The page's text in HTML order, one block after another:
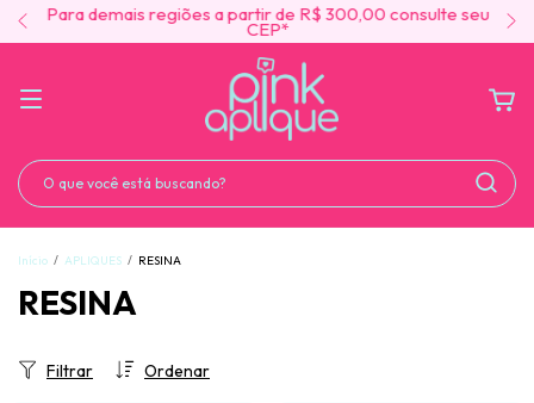
Para demais regiões a partir de R$ 300,00 consulte seu
CEP*
Início / APLIQUES / RESINA
RESINA
Ordenar
Filtrar